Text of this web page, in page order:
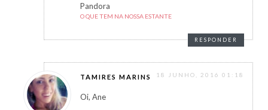
Pandora
O QUE TEM NA NOSSA ESTANTE
RESPONDER
TAMIRES MARINS 18 JUNHO, 2016 01:18
Oi, Ane